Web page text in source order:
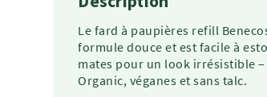
Le fard à paupières refill
formule douce et est facile à
mates pour un look irrésistible
Organic, véganes et sans talc.